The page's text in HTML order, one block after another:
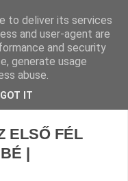
ELSŐ FÉL
|
to deliver its services
and user-agent are
and security
generate usage
abuse.
GOT IT